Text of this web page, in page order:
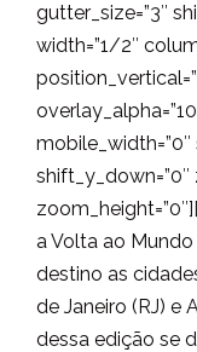
gutter_size=”3″
width=”1/2″
mobile_width=”0″
shift_y_down=”0″
a Volta ao
destino as
de Janeiro (RJ) e
dessa edição se